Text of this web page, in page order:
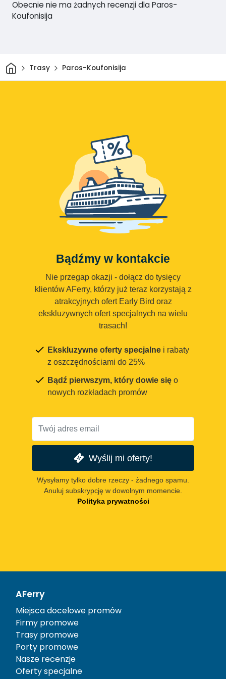
Obecnie nie ma żadnych recenzji dla Paros-
Koufonisija
DomTrasy Paros-Koufonisija
Bądźmy w kontakcie
Nie przegap okazji - dołącz do tysięcy
klientów AFerry, którzy już teraz korzystają z
atrakcyjnych ofert Early Bird oraz
ekskluzywnych ofert specjalnych na wielu
trasach!
Ekskluzywne oferty specjalne i rabaty
z oszczędnościami do 25%
Bądź pierwszym, który dowie się o
nowych rozkładach promów
Wyślij mi oferty!
Wysyłamy tylko dobre rzeczy - żadnego spamu.
Anuluj subskrypcję w dowolnym momencie.
Polityka prywatności
AFerry
Miejsca docelowe promów
Firmy promowe
Trasy promowe
Porty promowe
Nasze recenzje
Oferty specjalne